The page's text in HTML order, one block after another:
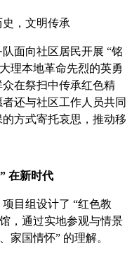
史，文明传承
面向社区居民开展 “铭
理本地革命先烈的英勇
在祭扫中传承红色精
还与社区工作人员共同
方式寄托哀思，推动移
在新时代
目组设计了 “红色教
，通过实地参观与情景
家国情怀” 的理解。